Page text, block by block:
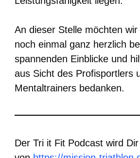
An dieser Stelle möchten
noch einmal ganz herzlich
spannenden Einblicke und
aus Sicht des Profisportlers
Mentaltrainers bedanken.
Der Tri it Fit Podcast wird